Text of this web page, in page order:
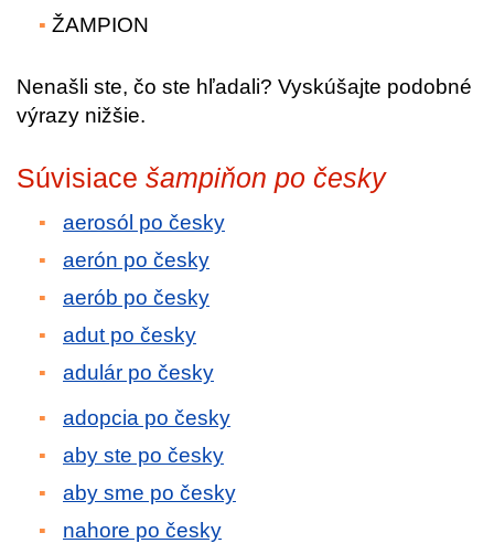
ŽAMPION
Nenašli ste, čo ste hľadali? Vyskúšajte podobné
výrazy nižšie.
Súvisiace šampiňon po česky
aerosól po česky
aerón po česky
aerób po česky
adut po česky
adulár po česky
adopcia po česky
aby ste po česky
aby sme po česky
nahore po česky